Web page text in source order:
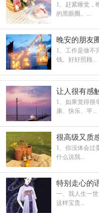
的重启方式
1、赶紧睡觉，
的黑眼圈。...
晚安的朋友
过得很充实
1、工作是做不
钱。好好照顾...
让人很有感
关掉
1、如果觉得很
康、快乐、平...
很高级又质
的无人问津
1、你没体会过
什么说我...
特别走心的
一、我人生一
这样宝贵...